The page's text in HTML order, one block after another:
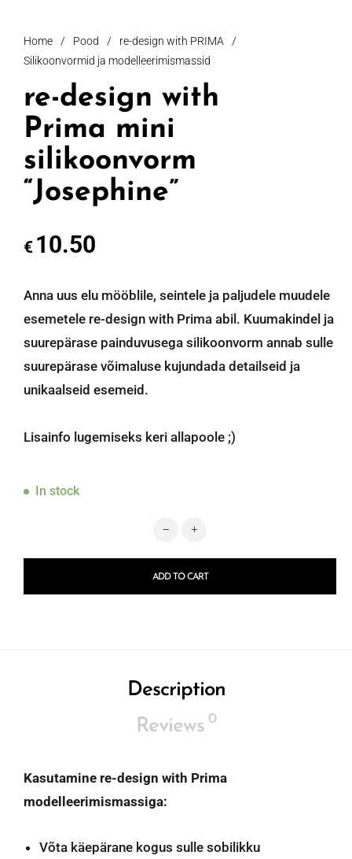
Home / Pood / re-design with PRIMA
/
Silikoonvormid ja modelleerimismassid
re-design with
Prima mini
silikoonvorm
“Josephine”
€ 10.50
Anna uus elu mööblile, seintele ja paljudele muudele
esemetele re-design with Prima abil. Kuumakindel ja
suurepärase painduvusega silikoonvorm annab sulle
suurepärase võimaluse kujundada detailseid ja
unikaalseid esemeid.
Lisainfo lugemiseks keri allapoole ;)
In stock
re-design with Prima mini
ADD TO CART
Description
Reviews 0
Kasutamine re-design with Prima
modelleerimismassiga:
Võta käepärane kogus sulle sobilikku